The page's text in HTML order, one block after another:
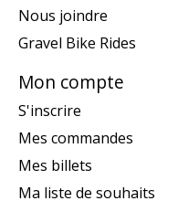
Nous joindre
Gravel Bike Rides
Mon compte
S'inscrire
Mes commandes
Mes billets
Ma liste de souhaits